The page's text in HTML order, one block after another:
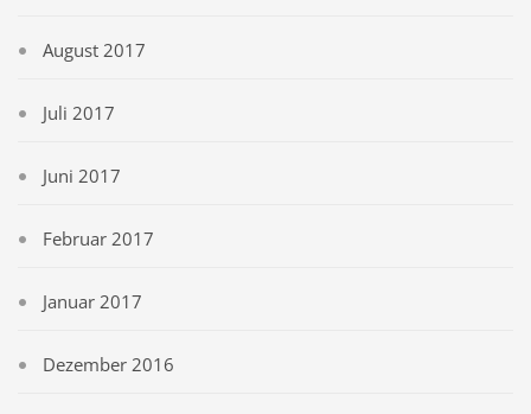
August 2017
Juli 2017
Juni 2017
Februar 2017
Januar 2017
Dezember 2016